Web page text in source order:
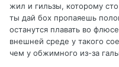
жил и гильзы, которому
ты дай бох пропаяешь
останутся плавать во
внешней среде у такого
чем у обжимного из-за